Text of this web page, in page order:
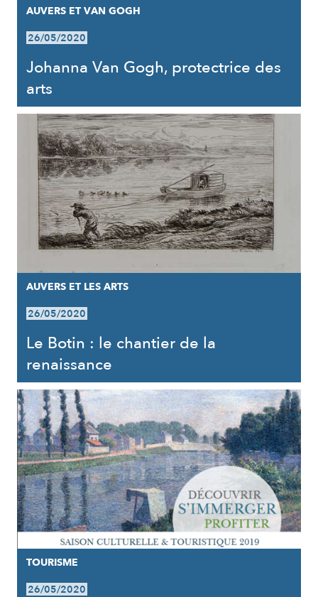
AUVERS ET VAN GOGH
26/05/2020
Johanna Van Gogh, protectrice des
arts
AUVERS ET LES ARTS
26/05/2020
Le Botin : le chantier de la
renaissance
TOURISME
26/05/2020